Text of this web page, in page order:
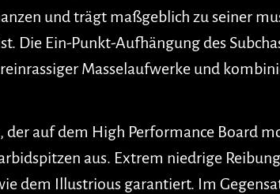
und trägt maßgeblich zu seiner
Die Ein-Punkt-Aufhängung des
Masselaufwerke und
der auf dem High Performance Board
aus. Extrem niedrige
dem Illustrious garantiert. Im